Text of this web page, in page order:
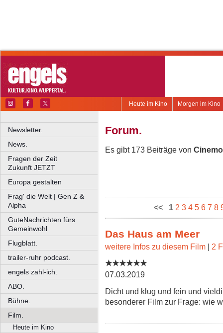
Morgen im Kino
Heute im Kino
Newsletter.
News.
Fragen der Zeit
Zukunft JETZT
Europa gestalten
Frag' die Welt | Gen Z &
Alpha
GuteNachrichten fürs
Gemeinwohl
Flugblatt.
trailer-ruhr podcast.
engels zahl-ich.
ABO.
Bühne.
Film.
Heute im Kino
Forum.
Es gibt 173 Beiträge von
<< 1 2 3 4 5 6 7 8
Das Haus am Meer
weitere Infos zu diesem Film | 2
★★★★★★
07.03.2019
Dicht und klug und fein und
besonderer Film zur Frage: wie